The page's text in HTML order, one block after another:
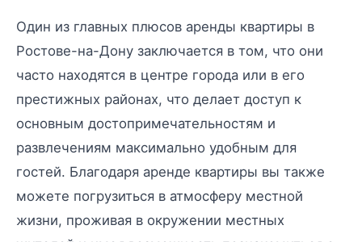
Один из главных плюсов аренды квартиры в
Ростове-на-Дону заключается в том, что они
часто находятся в центре города или в его
престижных районах, что делает доступ к
основным достопримечательностям и
развлечениям максимально удобным для
гостей. Благодаря аренде квартиры вы также
можете погрузиться в атмосферу местной
жизни, проживая в окружении местных